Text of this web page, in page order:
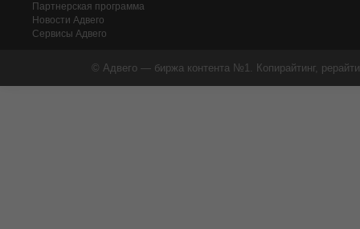
Партнерская программа
Новости Адвего
Сервисы Адвего
© Адвего — биржа контента №1. Копирайтинг,